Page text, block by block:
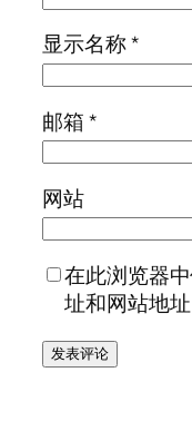
显示名称*
邮箱*
网站
在此浏览器
址和网站地